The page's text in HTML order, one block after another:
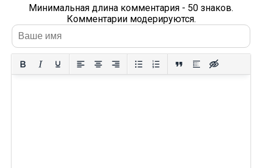
Минимальная длина комментария - 50 знаков.
Комментарии модерируются.